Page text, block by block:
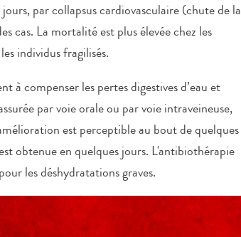
par collapsus cardiovasculaire (chute de la
cas. La mortalité est plus élevée chez les
individus fragilisés.
à compenser les pertes digestives d’eau et
par voie orale ou par voie intraveineuse,
est perceptible au bout de quelques
obtenue en quelques jours. L'antibiothérapie
les déshydratations graves.